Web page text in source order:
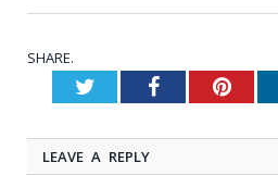
SHARE.
TwitterFacebook
LEAVE A REPLY